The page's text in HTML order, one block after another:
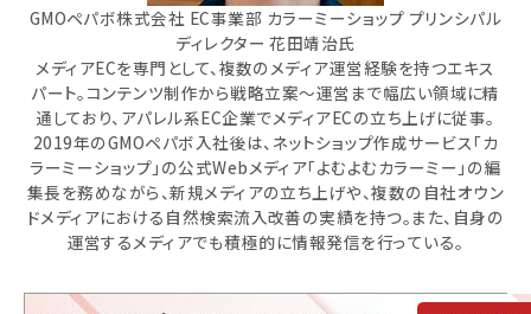
GMOペパボ株式会社 EC事業部 カラーミーショップ プリンシパル
ディレクター 花田靖治氏
メディアECを専門として、複数のメディア運営経験を持つエキス
パート。コンテンツ制作から戦略立案～運営まで幅広い領域に精
通しており、アパレル系EC企業でメディアECの立ち上げに従事。
2019年のGMOペパボ入社後は、ネットショップ作成サービス「カ
ラーミーショップ」の公式Webメディア「よむよむカラーミー」の編
集長を務めながら、新規メディアの立ち上げや、複数の自社オウン
ドメディアにおける自然検索流入改善の実績を持つ。また、自身の
運営するメディアでも積極的に情報発信を行っている。